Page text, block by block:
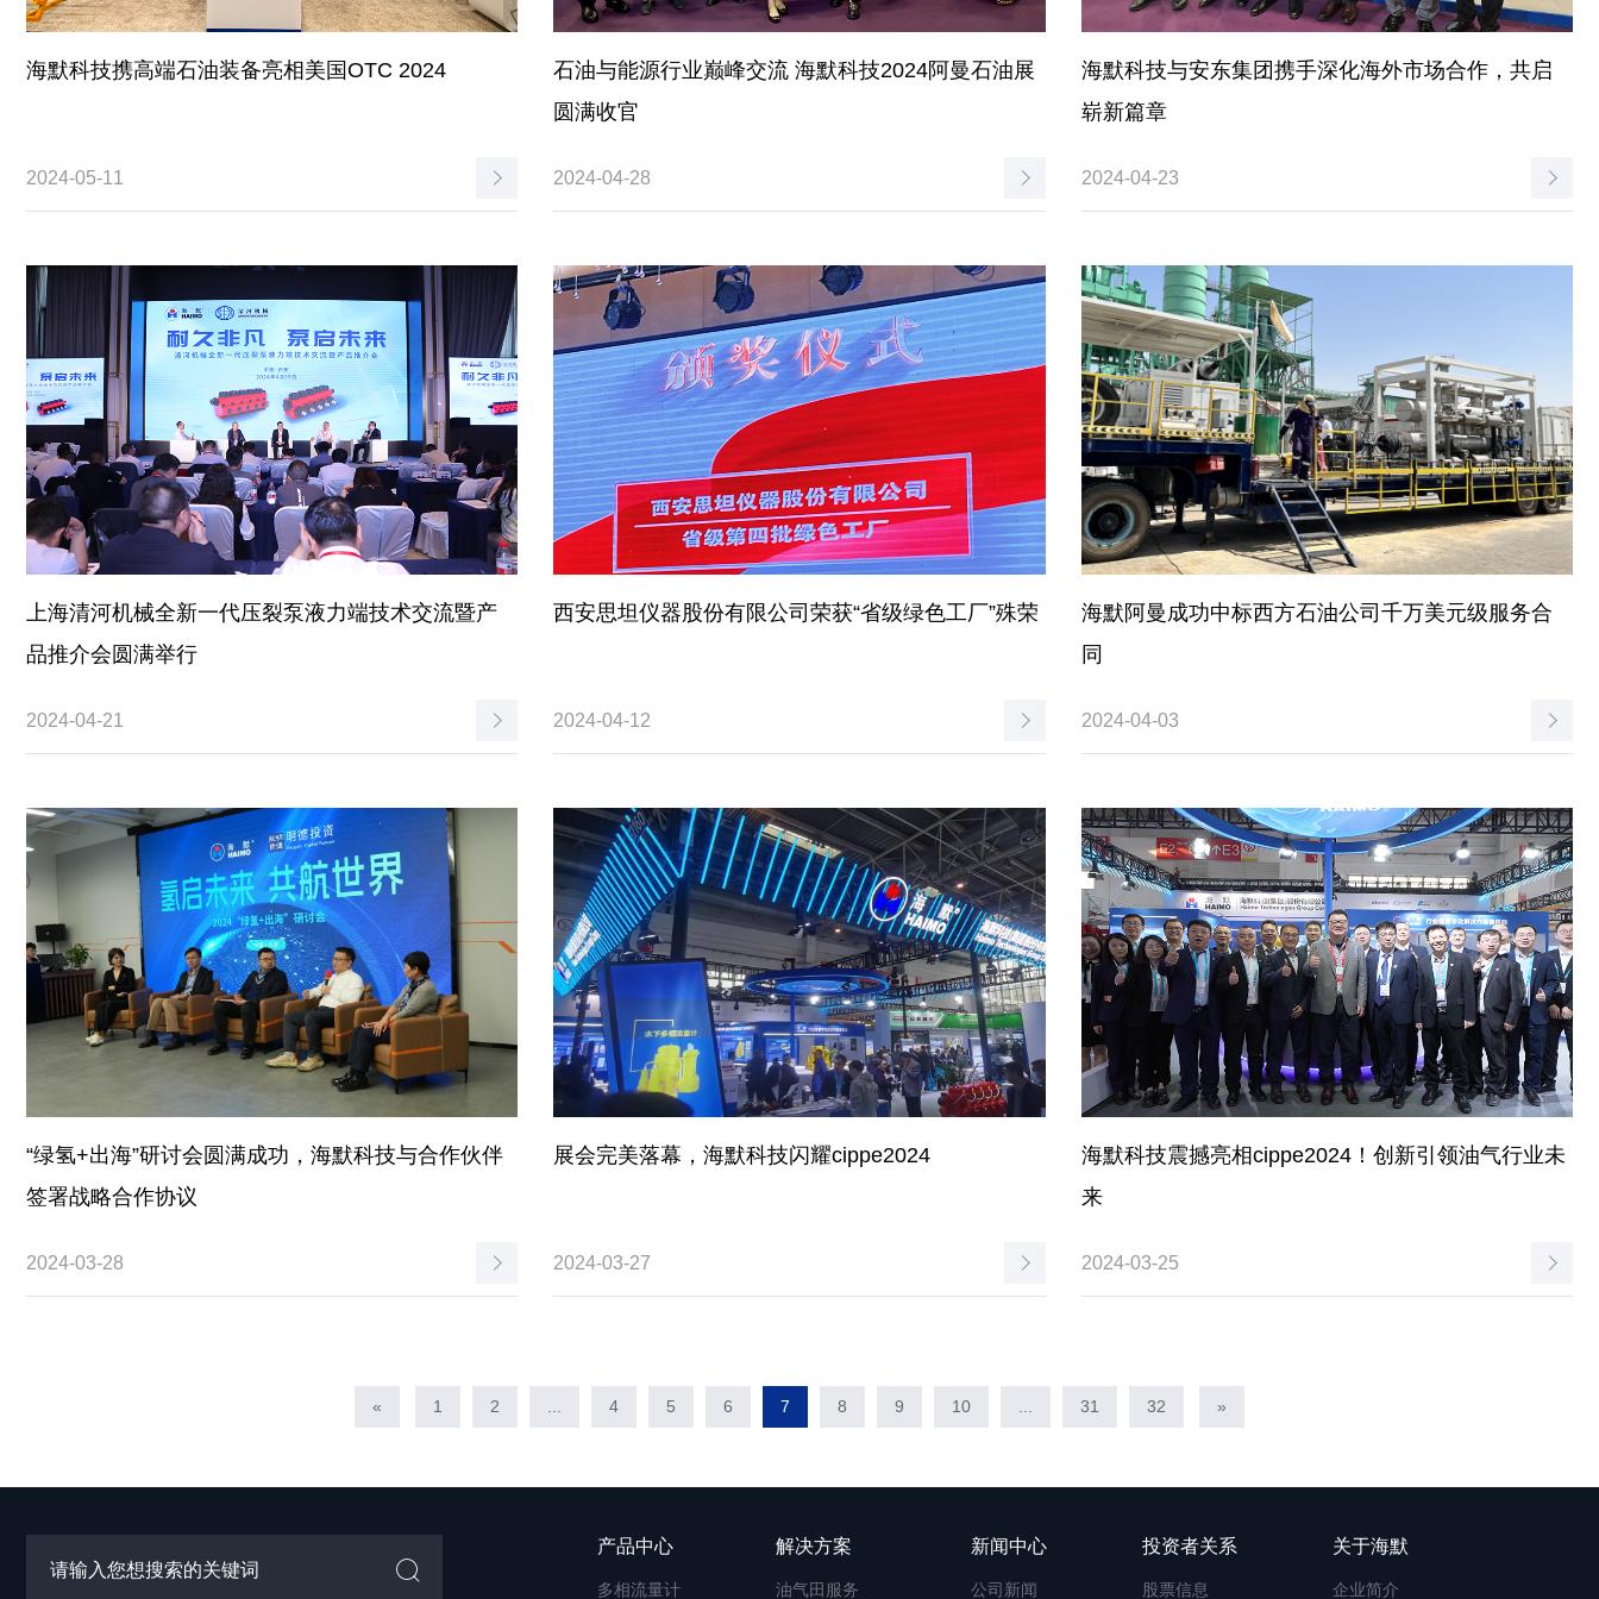
海默科技携高端石油装备亮相美国OTC 2024
2024-05-11
石油与能源行业巅峰交流 海默科技2024阿曼石油展
圆满收官
2024-04-28
海默科技与安东集团携手深化海外市场合作，共启
崭新篇章
2024-04-23
上海清河机械全新一代压裂泵液力端技术交流暨产
品推介会圆满举行
2024-04-21
西安思坦仪器股份有限公司荣获“省级绿色工厂”殊荣
2024-04-12
海默阿曼成功中标西方石油公司千万美元级服务合
同
2024-04-03
“绿氢+出海”研讨会圆满成功，海默科技与合作伙伴
签署战略合作协议
2024-03-28
展会完美落幕，海默科技闪耀cippe2024
2024-03-27
海默科技震撼亮相cippe2024！创新引领油气行业未
来
2024-03-25
« 1 2 4 5 6 7 8 9 10 31 32 »
产品中心
多相流量计
解决方案
油气田服务
新闻中心
公司新闻
投资者关系
股票信息
关于海默
企业简介